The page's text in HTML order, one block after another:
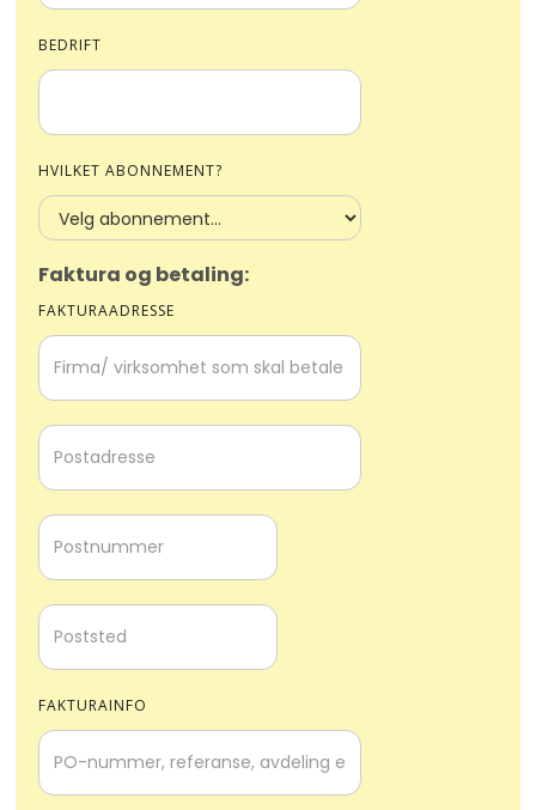
BEDRIFT
HVILKET ABONNEMENT?
Faktura og betaling:
FAKTURAADRESSE
FAKTURAINFO